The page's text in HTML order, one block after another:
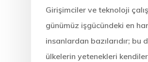
Girişimciler ve teknoloji
günümüz işgücündeki en
insanlardan bazılarıdır; bu
ülkelerin yetenekleri